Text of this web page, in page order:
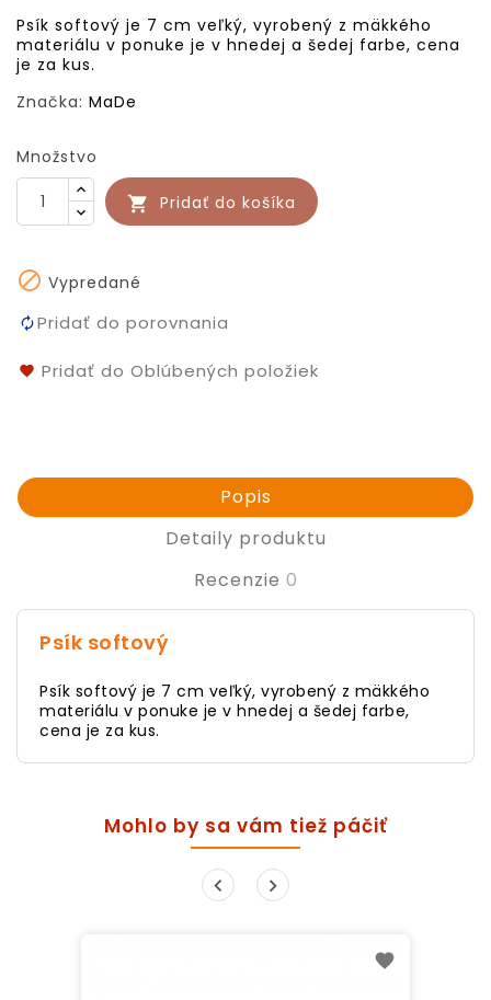
Psík softový je 7 cm veľký, vyrobený z mäkkého
materiálu v ponuke je v hnedej a šedej farbe, cena
je za kus.
Značka: MaDe
Množstvo
 Pridať do košíka
 Vypredané
Pridať do porovnania
Pridať do Oblúbených položiek
Popis
Detaily produktu
Recenzie 0
Psík softový
Psík softový je 7 cm veľký, vyrobený z mäkkého
materiálu v ponuke je v hnedej a šedej farbe,
cena je za kus.
Mohlo by sa vám tiež páčiť